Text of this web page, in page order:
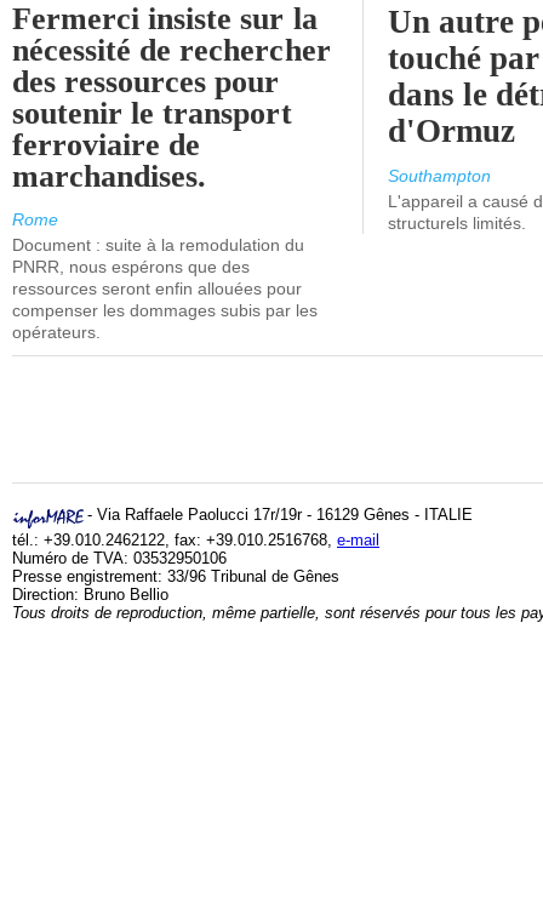
Fermerci insiste sur la
nécessité de rechercher
des ressources pour
soutenir le transport
ferroviaire de
marchandises.
Rome
Document : suite à la remodulation du
PNRR, nous espérons que des
ressources seront enfin allouées pour
compenser les dommages subis par les
opérateurs.
Un autre
touché
dans le
d'Ormuz
Southampton
L'appareil a causé
structurels limités.
- Via Raffaele Paolucci 17r/19r - 16129 Gênes - ITALIE
tél.: +39.010.2462122, fax: +39.010.2516768, e-mail
Numéro de TVA: 03532950106
Presse engistrement: 33/96 Tribunal de Gênes
Direction: Bruno Bellio
Tous droits de reproduction, même partielle, sont réservés pour tous les